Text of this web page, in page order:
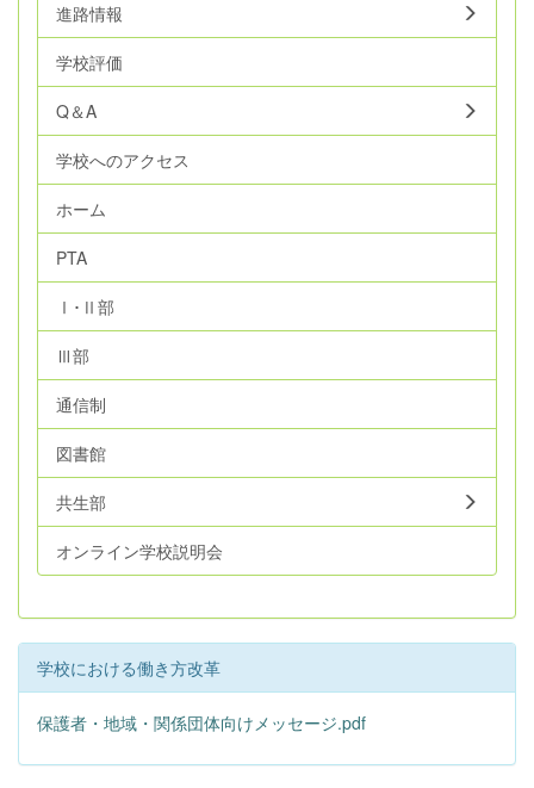
進路情報
学校評価
Q＆A
学校へのアクセス
ホーム
PTA
Ⅰ･Ⅱ部
Ⅲ部
通信制
図書館
共生部
オンライン学校説明会
学校における働き方改革
保護者・地域・関係団体向けメッセージ.pdf